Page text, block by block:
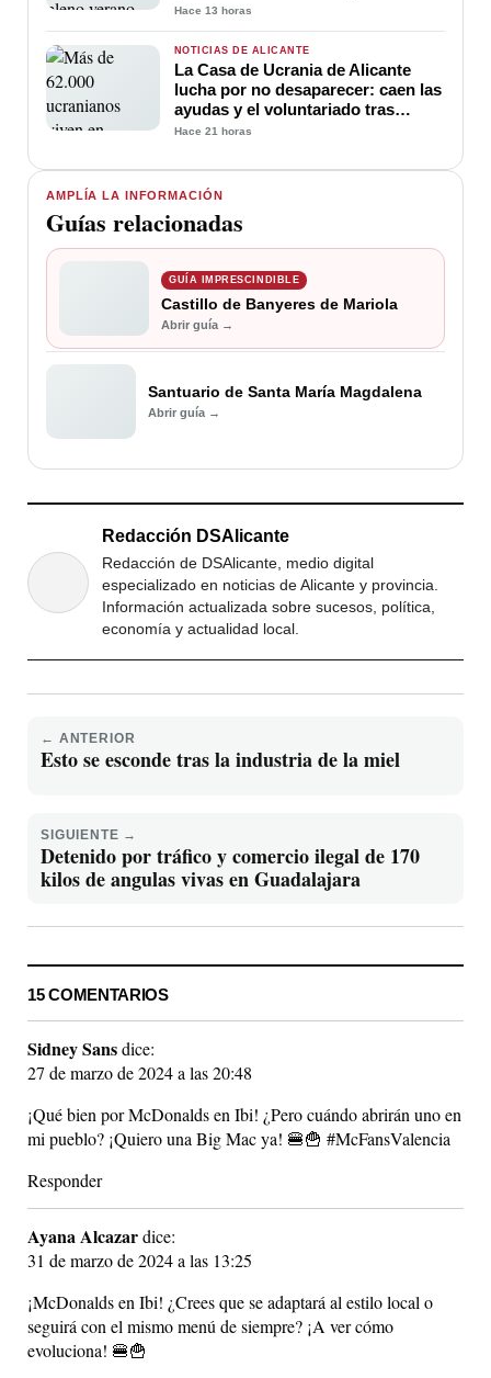
AMPLÍA LA INFORMACIÓN
Guías relacionadas
GUÍA IMPRESCINDIBLE
Castillo de Banyeres de Mariola
Abrir guía →
Santuario de Santa María Magdalena
Abrir guía →
Hace 13 horas
NOTICIAS DE ALICANTE
La Casa de Ucrania de Alicante
lucha por no desaparecer: caen las
ayudas y el voluntariado tras
cuatro años de guerra
Hace 21 horas
Redacción DSAlicante
Redacción de DSAlicante, medio digital
especializado en noticias de Alicante y provincia.
Información actualizada sobre sucesos, política,
economía y actualidad local.
← ANTERIOR
Esto se esconde tras la industria de la miel
SIGUIENTE →
Detenido por tráfico y comercio ilegal de 170
kilos de angulas vivas en Guadalajara
15 COMENTARIOS
Sidney Sansdice:
27 de marzo de 2024 a las 20:48
¡Qué bien por McDonalds en Ibi! ¿Pero cuándo abrirán uno en
mi pueblo? ¡Quiero una Big Mac ya! 🍔🍟 #McFansValencia
Responder
Ayana Alcazardice:
31 de marzo de 2024 a las 13:25
¡McDonalds en Ibi! ¿Crees que se adaptará al estilo local o
seguirá con el mismo menú de siempre? ¡A ver cómo
evoluciona! 🍔🍟